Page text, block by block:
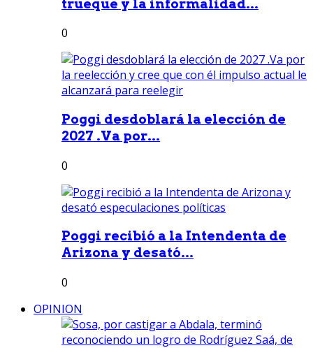
trueque y la informalidad...
0
Poggi desdoblará la elección de
2027 .Va por...
0
Poggi recibió a la Intendenta de
Arizona y desató...
0
OPINION